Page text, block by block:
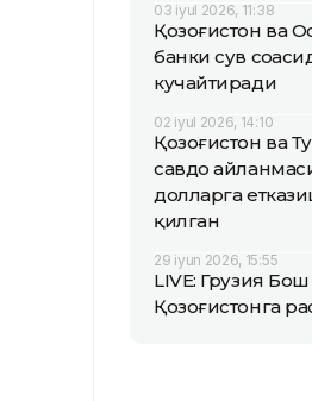
03 iyul 2026, 11:38
Қозоғистон ва
банки сув
кучайтиради
02 iyul 2026, 14:10
Қозоғистон ва
савдо
долларга
қилган
29 iyun 2026, 15:55
LIVE: Грузия
Қозоғистонга